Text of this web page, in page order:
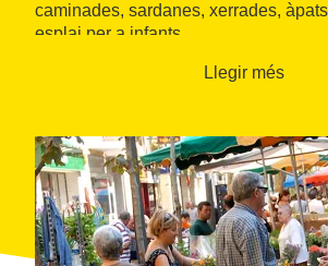
caminades, sardanes, xerrades,
esplai per a infants.
Llegir més